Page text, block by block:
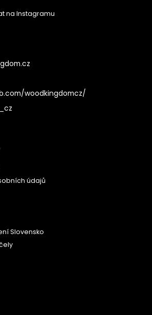
na Instagramu
woodkingdomcz/
údajů
Slovensko